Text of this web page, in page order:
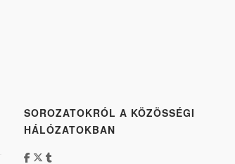
SOROZATOKRÓL A KÖZÖSSÉGI
HÁLÓZATOKBAN